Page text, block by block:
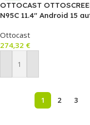
OTTOCAST
N95C 11.4″ Android 15
CarPlay/Android Auto +
atpakaļskata kamera
Ottocast
274,32 €
Pievienot Grozam
1 2 3